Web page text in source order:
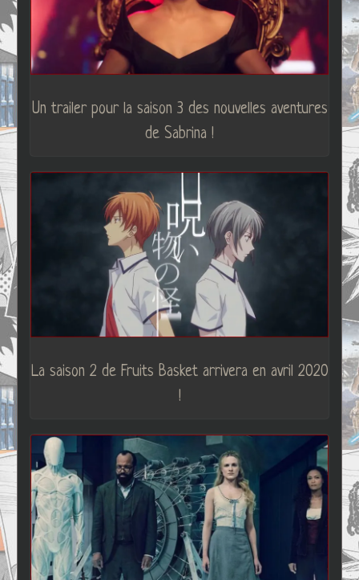
Un trailer pour la saison 3 des nouvelles aventures
de Sabrina !
La saison 2 de Fruits Basket arrivera en avril 2020
!